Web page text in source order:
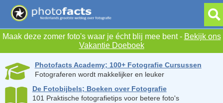
Maak deze zomer foto's waar je écht blij mee bent - Bekijk ons
Vakantie Doeboek
Photofacts Academy; 100+ Fotografie Cursussen
Fotograferen wordt makkelijker en leuker
De Fotobijbels; Boeken over Fotografie
101 Praktische fotografietips voor betere foto's